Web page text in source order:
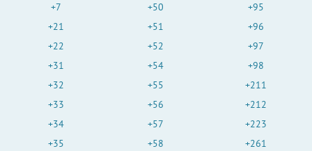
+7
+21
+22
+31
+32
+33
+34
+35
+50
+51
+52
+54
+55
+56
+57
+58
+95
+96
+97
+98
+211
+212
+223
+261